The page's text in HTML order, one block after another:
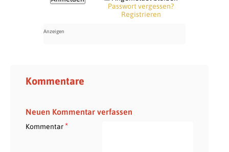
Passwort vergessen?
Registrieren
Kommentare
Neuen Kommentar verfassen
Kommentar*